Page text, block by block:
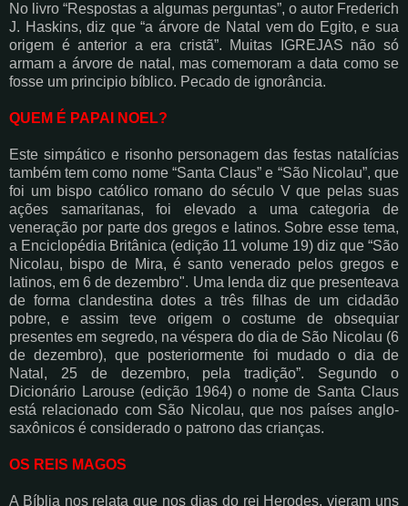
No livro “Respostas a algumas perguntas”, o autor Frederich
J. Haskins, diz que “a árvore de Natal vem do Egito, e sua
origem é anterior a era cristã”. Muitas IGREJAS não só
armam a árvore de natal, mas comemoram a data como se
fosse um principio bíblico. Pecado de ignorância.
QUEM É PAPAI NOEL?
Este simpático e risonho personagem das festas natalícias
também tem como nome “Santa Claus” e “São Nicolau”, que
foi um bispo católico romano do século V que pelas suas
ações samaritanas, foi elevado a uma categoria de
veneração por parte dos gregos e latinos. Sobre esse tema,
a Enciclopédia Britânica (edição 11 volume 19) diz que “São
Nicolau, bispo de Mira, é santo venerado pelos gregos e
latinos, em 6 de dezembro". Uma lenda diz que presenteava
de forma clandestina dotes a três filhas de um cidadão
pobre, e assim teve origem o costume de obsequiar
presentes em segredo, na véspera do dia de São Nicolau (6
de dezembro), que posteriormente foi mudado o dia de
Natal, 25 de dezembro, pela tradição”. Segundo o
Dicionário Larouse (edição 1964) o nome de Santa Claus
está relacionado com São Nicolau, que nos países anglo-
saxônicos é considerado o patrono das crianças.
OS REIS MAGOS
A Bíblia nos relata que nos dias do rei Herodes, vieram uns